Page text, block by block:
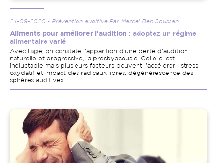
24-09-2020 - Prévention auditive Par Marcel Ben Soussan
Aliments pour améliorer l'audition : adoptez un régime
alimentaire varié
Avec l'âge, on constate l'apparition d'une perte d'audition
naturelle et progressive, la presbyacousie. Celle-ci est
inéluctable mais plusieurs facteurs peuvent l'accélérer : stress
oxydatif et impact des radicaux libres, dégénérescence des
sphères auditives...
Image